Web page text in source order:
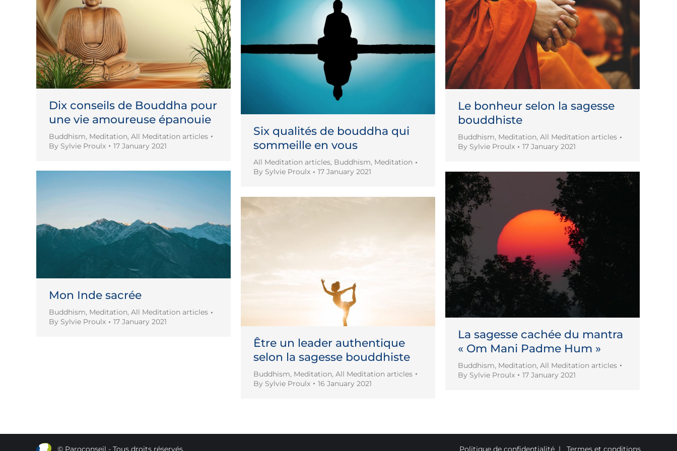
Dix conseils de Bouddha pour
une vie amoureuse épanouie
Buddhism, Meditation, All Meditation articles
By Sylvie Proulx 17 January 2021
Six qualités de bouddha qui
sommeille en vous
All Meditation articles, Buddhism, Meditation
By Sylvie Proulx 17 January 2021
Le bonheur selon la sagesse
bouddhiste
Buddhism, Meditation, All Meditation articles
By Sylvie Proulx 17 January 2021
Mon Inde sacrée
Buddhism, Meditation, All Meditation articles
By Sylvie Proulx 17 January 2021
La sagesse cachée du mantra
« Om Mani Padme Hum »
Buddhism, Meditation, All Meditation articles
By Sylvie Proulx 17 January 2021
Être un leader authentique
selon la sagesse bouddhiste
Buddhism, Meditation, All Meditation articles
By Sylvie Proulx 16 January 2021
© Paroconseil - Tous droits réservés. Politique de confidentialité | Termes et conditions